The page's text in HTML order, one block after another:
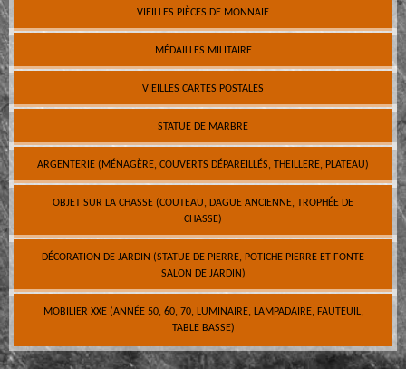
VIEILLES PIÈCES DE MONNAIE
MÉDAILLES MILITAIRE
VIEILLES CARTES POSTALES
STATUE DE MARBRE
ARGENTERIE (MÉNAGÈRE, COUVERTS DÉPAREILLÉS, THEILLERE, PLATEAU)
OBJET SUR LA CHASSE (COUTEAU, DAGUE ANCIENNE, TROPHÉE DE
CHASSE)
DÉCORATION DE JARDIN (STATUE DE PIERRE, POTICHE PIERRE ET FONTE
SALON DE JARDIN)
MOBILIER XXE (ANNÉE 50, 60, 70, LUMINAIRE, LAMPADAIRE, FAUTEUIL,
TABLE BASSE)